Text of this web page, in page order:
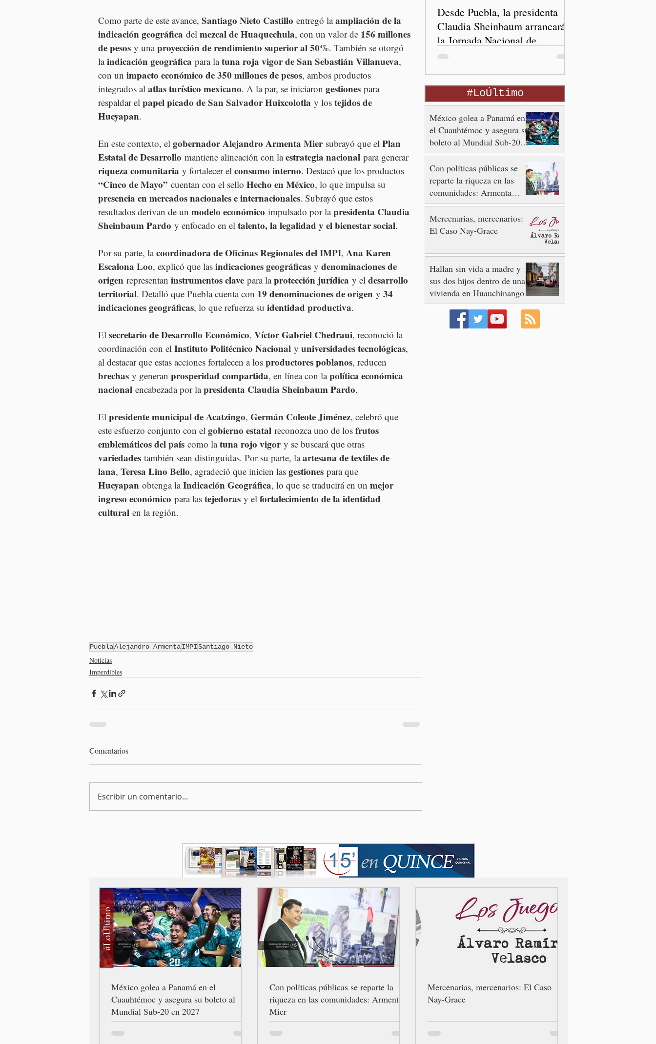
Como parte de este avance, Santiago Nieto Castillo entregó la ampliación de la
indicación geográfica del mezcal de Huaquechula, con un valor de 156 millones
de pesos y una proyección de rendimiento superior al 50%. También se otorgó
la indicación geográfica para la tuna roja vigor de San Sebastián Villanueva,
con un impacto económico de 350 millones de pesos, ambos productos
integrados al atlas turístico mexicano. A la par, se iniciaron gestiones para
respaldar el papel picado de San Salvador Huixcolotla y los tejidos de
Hueyapan.
En este contexto, el gobernador Alejandro Armenta Mier subrayó que el Plan
Estatal de Desarrollo mantiene alineación con la estrategia nacional para generar
riqueza comunitaria y fortalecer el consumo interno. Destacó que los productos
“Cinco de Mayo” cuentan con el sello Hecho en México, lo que impulsa su
presencia en mercados nacionales e internacionales. Subrayó que estos
resultados derivan de un modelo económico impulsado por la presidenta Claudia
Sheinbaum Pardo y enfocado en el talento, la legalidad y el bienestar social.
Por su parte, la coordinadora de Oficinas Regionales del IMPI, Ana Karen
Escalona Loo, explicó que las indicaciones geográficas y denominaciones de
origen representan instrumentos clave para la protección jurídica y el desarrollo
territorial. Detalló que Puebla cuenta con 19 denominaciones de origen y 34
indicaciones geográficas, lo que refuerza su identidad productiva.
El secretario de Desarrollo Económico, Víctor Gabriel Chedraui, reconoció la
coordinación con el Instituto Politécnico Nacional y universidades tecnológicas,
al destacar que estas acciones fortalecen a los productores poblanos, reducen
brechas y generan prosperidad compartida, en línea con la política económica
nacional encabezada por la presidenta Claudia Sheinbaum Pardo.
El presidente municipal de Acatzingo, Germán Coleote Jiménez, celebró que
este esfuerzo conjunto con el gobierno estatal reconozca uno de los frutos
emblemáticos del país como la tuna rojo vigor y se buscará que otras
variedades también sean distinguidas. Por su parte, la artesana de textiles de
lana, Teresa Lino Bello, agradeció que inicien las gestiones para que
Hueyapan obtenga la Indicación Geográfica, lo que se traducirá en un mejor
ingreso económico para las tejedoras y el fortalecimiento de la identidad
cultural en la región.
PueblaAlejandro ArmentaIMPISantiago Nieto
Noticias
Imperdibles
Comentarios
Escribir un comentario...
Desde Puebla, la presidenta
Claudia Sheinbaum arrancará
la Jornada Nacional de
Reforestación
#LoÚltimo
México golea a Panamá en
el Cuauhtémoc y asegura su
boleto al Mundial Sub-20
en 2027
Con políticas públicas se
reparte la riqueza en las
comunidades: Armenta
Mier
Mercenarias, mercenarios:
El Caso Nay-Grace
Hallan sin vida a madre y
sus dos hijos dentro de una
vivienda en Huauchinango
México golea a Panamá en el
Cuauhtémoc y asegura su boleto al
Mundial Sub-20 en 2027
Con políticas públicas se reparte la
riqueza en las comunidades: Armenta
Mier
Mercenarias, mercenarios: El Caso
Nay-Grace
#LoÚltimo